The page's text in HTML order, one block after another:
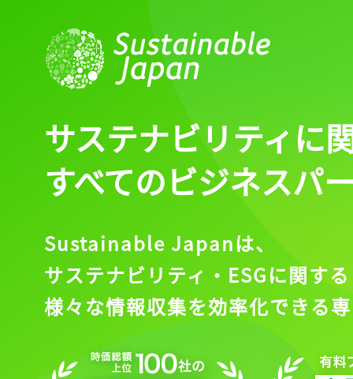
サステナビリティに
すべてのビジネスパ
Sustainable Japanは、
サステナビリティ・ESGに関する
様々な情報収集を効率化できる